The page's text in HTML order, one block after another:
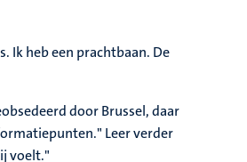
Ik heb een prachtbaan. De
door Brussel, daar
Leer verder
voelt."